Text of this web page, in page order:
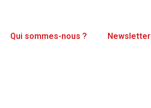
Qui sommes-nous ? Newsletter